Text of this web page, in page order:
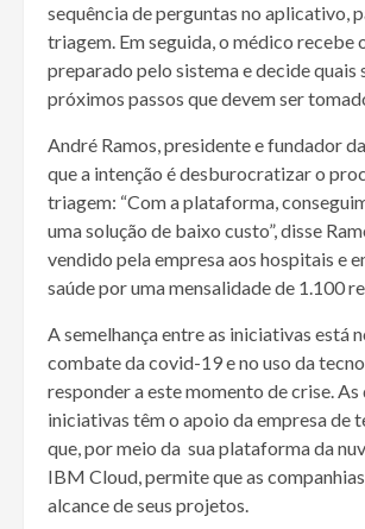
sequência de perguntas no aplicativo,
triagem. Em seguida, o médico recebe
preparado pelo sistema e decide quais
próximos passos que devem ser
André Ramos, presidente e fundador
que a intenção é desburocratizar o
triagem: “Com a plataforma,
uma solução de baixo custo”, disse
vendido pela empresa aos hospitais e
saúde por uma mensalidade de 1.100
A semelhança entre as iniciativas está
combate da covid-19 e no uso da
responder a este momento de crise. As
iniciativas têm o apoio da empresa de
que, por meio da sua plataforma da
IBM Cloud, permite que as
alcance de seus projetos.